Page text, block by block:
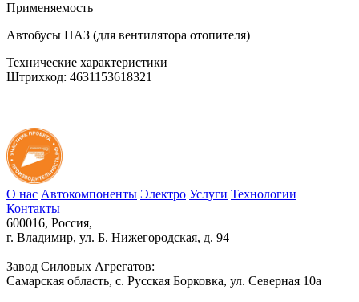
Применяемость
Автобусы ПАЗ (для вентилятора отопителя)
Технические характеристики
Штрихкод: 4631153618321
О нас Автокомпоненты Электро Услуги Технологии
Контакты
600016, Россия,
г. Владимир, ул. Б. Нижегородская, д. 94
Завод Силовых Агрегатов:
Самарская область, с. Русская Борковка, ул. Северная 10а